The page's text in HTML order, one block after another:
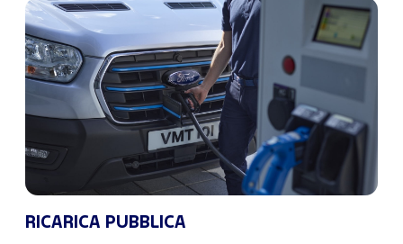
RICARICA PUBBLICA